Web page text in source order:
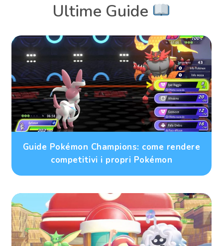
Ultime Guide
Guide Pokémon Champions: come rendere
competitivi i propri Pokémon